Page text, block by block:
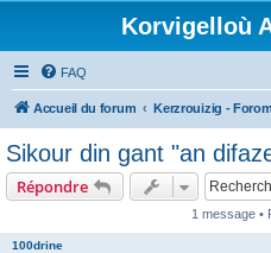
Korvigelloù
FAQ
Accueil du forum
Sikour din gant "an
Répondre
1 message •
100drine